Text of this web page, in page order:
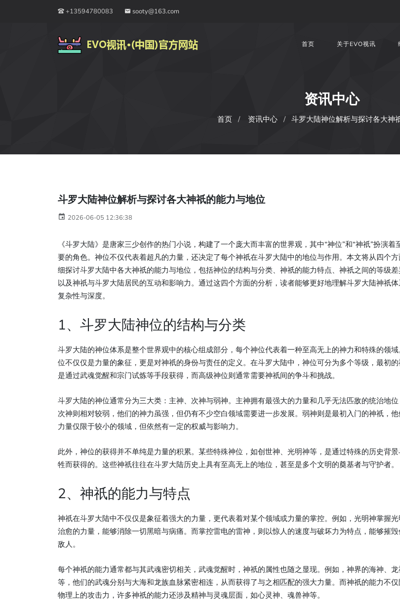
+13594780083 sooty@163.com
首页 关于EVO视讯
资讯中心
首页 资讯中心 斗罗大陆神位解析与探讨各大神
斗罗大陆神位解析与探讨各大神祇的能力与地位
2026-06-05 12:36:38
《斗罗大陆》是唐家三少创作的热门小说，构建了一个庞大而丰富的世界观，其中“神位”和“神祇”扮演着
要的角色。神位不仅代表着超凡的力量，还决定了每个神祇在斗罗大陆中的地位与作用。本文将从四个
细探讨斗罗大陆中各大神祇的能力与地位，包括神位的结构与分类、神祇的能力特点、神祇之间的等级差
以及神祇与斗罗大陆居民的互动和影响力。通过这四个方面的分析，读者能够更好地理解斗罗大陆神祇体
复杂性与深度。
1、斗罗大陆神位的结构与分类
斗罗大陆的神位体系是整个世界观中的核心组成部分，每个神位代表着一种至高无上的神力和特殊的领域
位不仅仅是力量的象征，更是对神祇的身份与责任的定义。在斗罗大陆中，神位可分为多个等级，最初
是通过武魂觉醒和宗门试炼等手段获得，而高级神位则通常需要神祇间的争斗和挑战。
斗罗大陆的神位通常分为三大类：主神、次神与弱神。主神拥有最强大的力量和几乎无法匹敌的统治地
次神则相对较弱，他们的神力虽强，但仍有不少空白领域需要进一步发展。弱神则是最初入门的神祇，他
力量仅限于较小的领域，但依然有一定的权威与影响力。
此外，神位的获得并不单纯是力量的积累。某些特殊神位，如创世神、光明神等，是通过特殊的历史背景
牲而获得的。这些神祇往往在斗罗大陆历史上具有至高无上的地位，甚至是多个文明的奠基者与守护者。
2、神祇的能力与特点
神祇在斗罗大陆中不仅仅是象征着强大的力量，更代表着对某个领域或力量的掌控。例如，光明神掌握
治愈的力量，能够消除一切黑暗与病痛。而掌控雷电的雷神，则以惊人的速度与破坏力为特点，能够摧
敌人。
每个神祇的能力通常都与其武魂密切相关，武魂觉醒时，神祇的属性也随之显现。例如，神界的海神、龙
等，他们的武魂分别与大海和龙族血脉紧密相连，从而获得了与之相匹配的强大力量。而神祇的能力不
物理上的攻击力，许多神祇的能力还涉及精神与灵魂层面，如心灵神、魂兽神等。